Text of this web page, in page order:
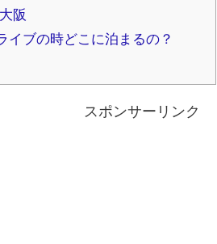
阪
イブの時どこに泊まるの？
スポンサーリンク